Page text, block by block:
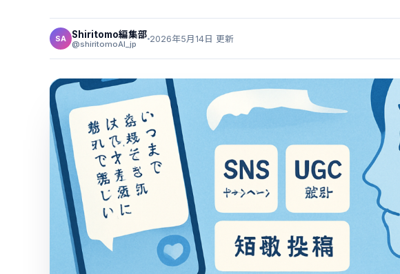
SA Shiritomo編集部
@shiritomoAI_jp 2026年5月14日 更新